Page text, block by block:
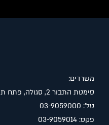
משרדים:
סימטת התבור 2, סגולה, פתח תקווה –
טל׳: 03-9059000
פקס: 03-9059014